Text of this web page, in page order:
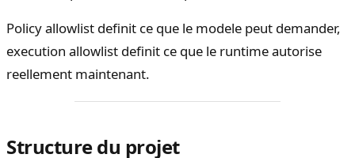
Policy allowlist definit ce que le modele peut demander,
execution allowlist definit ce que le runtime autorise
reellement maintenant.
Structure du projet